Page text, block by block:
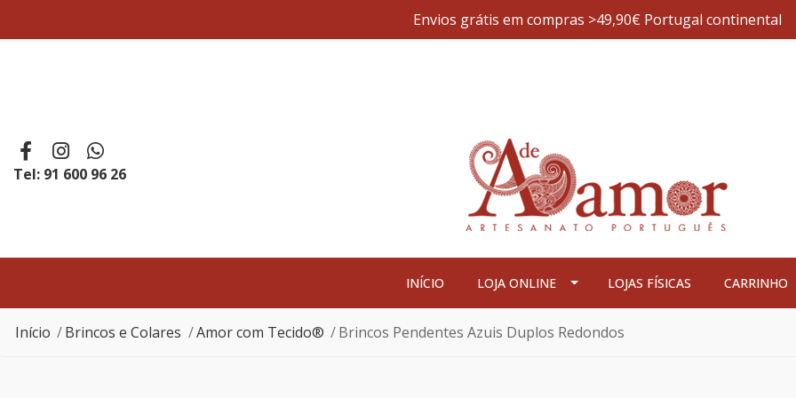
Envios grátis em compras >49,90€ Portugal continental
Tel: 91 600 96 26
INÍCIO LOJA ONLINE LOJAS FÍSICAS CARRINHO
Início Brincos e Colares Amor com Tecido® Brincos Pendentes Azuis Duplos Redondos